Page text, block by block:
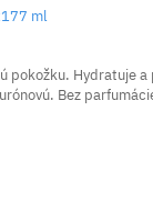
ml
pokožku. Hydratuje
Bez